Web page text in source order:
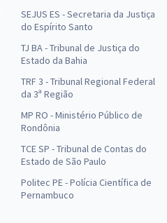
SEJUS ES - Secretaria da Justiça
do Espírito Santo
TJ BA - Tribunal de Justiça do
Estado da Bahia
TRF 3 - Tribunal Regional Federal
da 3ª Região
MP RO - Ministério Público de
Rondônia
TCE SP - Tribunal de Contas do
Estado de São Paulo
Politec PE - Polícia Científica de
Pernambuco